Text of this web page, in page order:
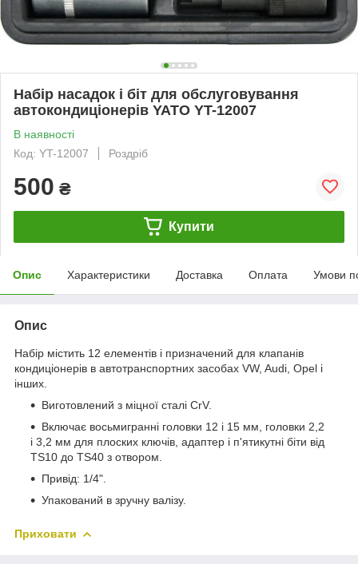
Набір насадок і біт для обслуговування
автокондиціонерів YATO YT-12007
В наявності
Код: YT-12007
Роздріб
500 ₴
Купити
Опис Характеристики Доставка Оплата Умови
Опис
Набір містить 12 елементів і призначений для клапанів
кондиціонерів в автотранспортних засобах VW, Audi, Opel і
інших.
Виготовлений з міцної сталі CrV.
Включає восьмигранні головки 12 і 15 мм, головки 2,2
і 3,2 мм для плоских ключів, адаптер і п'ятикутні біти від
TS10 до TS40 з отвором.
Привід: 1/4".
Упакований в зручну валізу.
Приховати